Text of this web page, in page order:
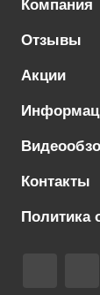
Компания
Отзывы
Акции
Контакты
Политика